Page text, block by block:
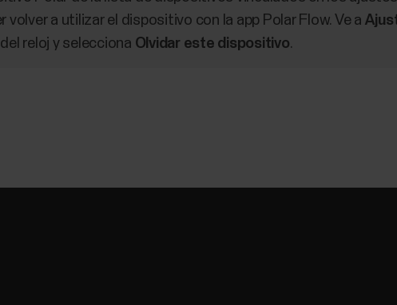
a utilizar el dispositivo con la app Polar Flow. Ve a
reloj y selecciona Olvidar este dispositivo.